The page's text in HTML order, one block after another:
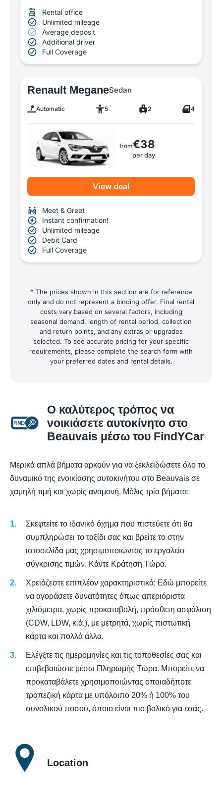
Rental office
Unlimited mileage
Average deposit
Additional driver
Full Coverage
Renault MeganeSedan
Automatic 5 2 4
from€38
per day
View deal
Meet & Greet
Instant confirmation!
Unlimited mileage
Debit Card
Full Coverage
* The prices shown in this section are for reference
only and do not represent a binding offer. Final rental
costs vary based on several factors, including
seasonal demand, length of rental period, collection
and return points, and any extras or upgrades
selected. To see accurate pricing for your specific
requirements, please complete the search form with
your preferred dates and rental details.
Ο καλύτερος τρόπος να
νοικιάσετε αυτοκίνητο στο
Beauvais μέσω του FindYCar
Μερικά απλά βήματα αρκούν για να ξεκλειδώσετε όλο το
δυναμικό της ενοικίασης αυτοκινήτου στο Beauvais σε
χαμηλή τιμή και χωρίς αναμονή. Μόλις τρία βήματα:
Σκεφτείτε το ιδανικό όχημα που πιστεύετε ότι θα
συμπληρώσει το ταξίδι σας και βρείτε το στην
ιστοσελίδα μας χρησιμοποιώντας το εργαλείο
σύγκρισης τιμών. Κάντε Κράτηση Τώρα.
Χρειάζεστε επιπλέον χαρακτηριστικά; Εδώ μπορείτε
να αγοράσετε δυνατότητες όπως απεριόριστα
χιλιόμετρα, χωρίς προκαταβολή, πρόσθετη ασφάλιση
(CDW, LDW, κ.ά.), με μετρητά, χωρίς πιστωτική
κάρτα και πολλά άλλα.
Ελέγξτε τις ημερομηνίες και τις τοποθεσίες σας και
επιβεβαιώστε μέσω Πληρωμής Τώρα. Μπορείτε να
προκαταβάλετε χρησιμοποιώντας οποιαδήποτε
τραπεζική κάρτα με υπόλοιπο 20% ή 100% του
συνολικού ποσού, όποιο είναι πιο βολικό για εσάς.
Location